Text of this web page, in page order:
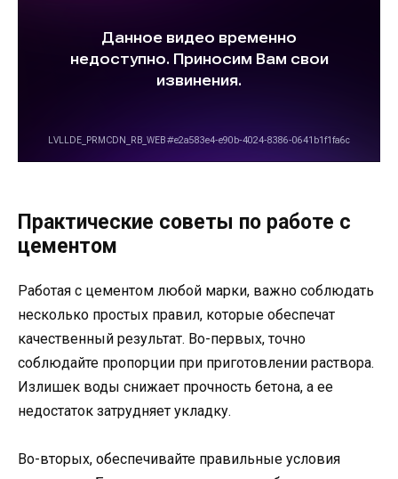
Практические советы по работе с
цементом
Работая с цементом любой марки, важно соблюдать
несколько простых правил, которые обеспечат
качественный результат. Во-первых, точно
соблюдайте пропорции при приготовлении раствора.
Излишек воды снижает прочность бетона, а ее
недостаток затрудняет укладку.
Во-вторых, обеспечивайте правильные условия